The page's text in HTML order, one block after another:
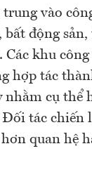
vào
bất động
Các khu
hợp tác
nhằm cụ thể
tác chiến
quan hệ